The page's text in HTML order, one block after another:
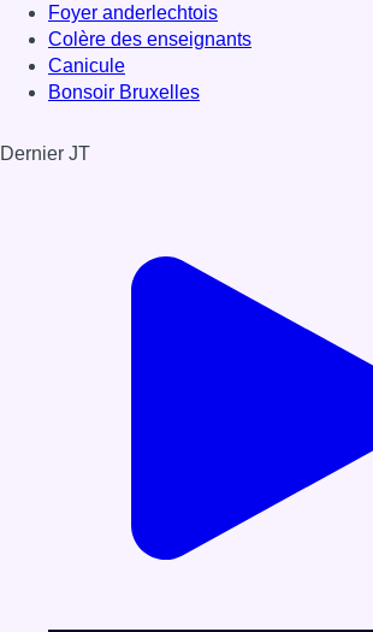
Foyer anderlechtois
Colère des enseignants
Canicule
Bonsoir Bruxelles
Dernier JT